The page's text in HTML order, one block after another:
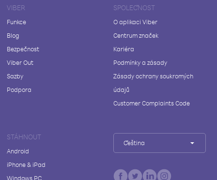
VIBER
Funkce
Blog
Bezpečnost
Viber Out
Sazby
Podpora
SPOLEČNOST
O aplikaci Viber
Centrum značek
Kariéra
Podmínky a zásady
Zásady ochrany soukromých
údajů
Customer Complaints Code
STÁHNOUT
Android
iPhone & iPad
Windows PC
Čeština